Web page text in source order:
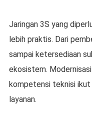
Jaringan 3S yang
lebih praktis. Dari
sampai ketersediaan
ekosistem.
kompetensi teknisi
layanan.